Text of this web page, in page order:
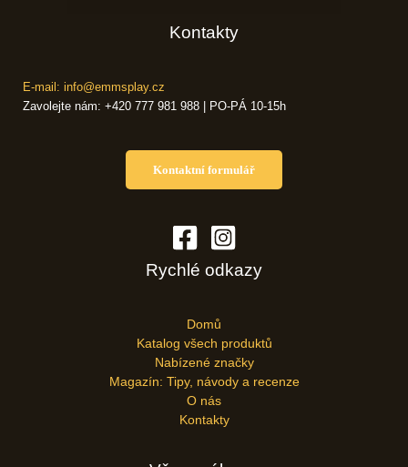
Kontakty
E-mail: info@emmsplay.cz
Zavolejte nám: +420 777 981 988 | PO-PÁ 10-15h
Kontaktní formulář
Rychlé odkazy
Domů
Katalog všech produktů
Nabízené značky
Magazín: Tipy, návody a recenze
O nás
Kontakty